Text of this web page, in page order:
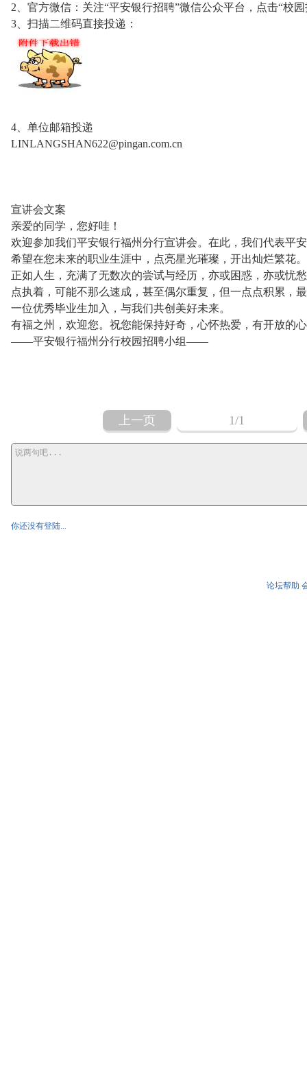
2、官方微信：关注“平安银行招聘”微信公众平台，点击“校
3、扫描二维码直接投递：
4、单位邮箱投递
LINLANGSHAN622@pingan.com.cn
宣讲会文案
亲爱的同学，您好哇！
欢迎参加我们平安银行福州分行宣讲会。在此，我们代表平
希望在您未来的职业生涯中，点亮星光璀璨，开出灿烂繁花。
正如人生，充满了无数次的尝试与经历，亦或困惑，亦或忧
点执着，可能不那么速成，甚至偶尔重复，但一点点积累，
一位优秀毕业生加入，与我们共创美好未来。
有福之州，欢迎您。祝您能保持好奇，心怀热爱，有开放的
——平安银行福州分行校园招聘小组——
上一页 1/1
你还没有登陆...
论坛帮助